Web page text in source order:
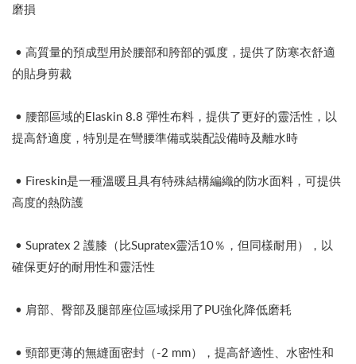
磨損
• 高質量的預成型用於腰部和胯部的弧度，提供了防寒衣舒適
的貼身剪裁
• 腰部區域的Elaskin 8.8 彈性布料，提供了更好的靈活性，以
提高舒適度，特別是在彎腰準備或裝配設備時及離水時
• Fireskin是一種溫暖且具有特殊結構編織的防水面料，可提供
高度的熱防護
• Supratex 2 護膝（比Supratex靈活10％，但同樣耐用），以
確保更好的耐用性和靈活性
• 肩部、臀部及腿部座位區域採用了PU強化降低磨耗
• 頸部更薄的無縫面密封（-2 mm），提高舒適性、水密性和